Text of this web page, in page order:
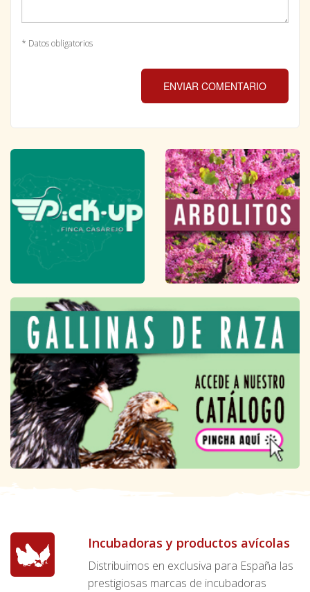
* Datos obligatorios
ENVIAR COMENTARIO
Incubadoras y productos avícolas
Distribuimos en exclusiva para España las
prestigiosas marcas de incubadoras